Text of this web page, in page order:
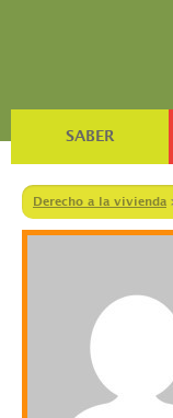
SABER
Derecho a la vivienda